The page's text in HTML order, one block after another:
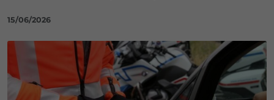
15/06/2026